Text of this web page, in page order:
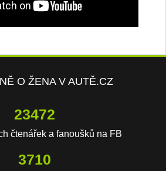
O ŽENA V AUTĚ.CZ
23472
čtenářek a fanoušků na FB
3710